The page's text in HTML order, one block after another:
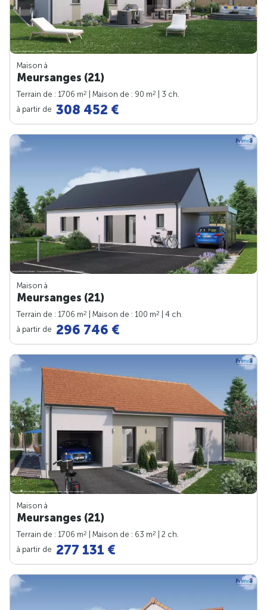
Maison à
Meursanges (21)
Terrain de : 1706 m2 | Maison de : 90 m2
| 3 ch.
à partir de 308 452 €
Maison à
Meursanges (21)
Terrain de : 1706 m2 | Maison de : 100 m2
| 4 ch.
à partir de 296 746 €
Maison à
Meursanges (21)
Terrain de : 1706 m2 | Maison de : 63 m2
| 2 ch.
à partir de 277 131 €